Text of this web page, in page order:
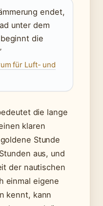
endet,
unter dem
die
für Luft- und
die lange
klaren
Stunde
aus, und
der nautischen
einmal eigene
kennt, kann